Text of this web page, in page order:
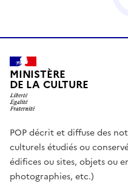
MINISTÈRE
DE LA CULTURE
POP décrit et diffuse des
culturels étudiés ou
édifices ou sites, objets ou
photographies, etc.)